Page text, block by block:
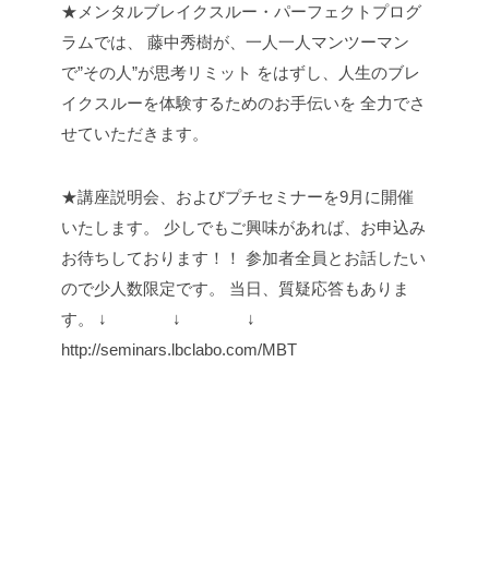
★メンタルブレイクスルー・パーフェクトプログ
ラムでは、
藤中秀樹が、一人一人マンツーマン
で”その人”が思考リミット をはずし、人生のブレ
イクスルーを体験するためのお手伝いを 全力でさ
せていただきます。
★講座説明会、およびプチセミナーを9月に開催
いたします。
少しでもご興味があれば、お申込み
お待ちしております！！ 参加者全員とお話したい
ので少人数限定です。
当日、質疑応答もありま
す。
↓ ↓ ↓
http://seminars.lbclabo.com/MBT